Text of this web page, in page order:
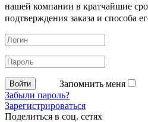
нашей компании в кратчайшие
подтверждения заказа и способа
Запомнить меня
Забыли пароль?
Зарегистрироваться
Поделиться в соц. сетях